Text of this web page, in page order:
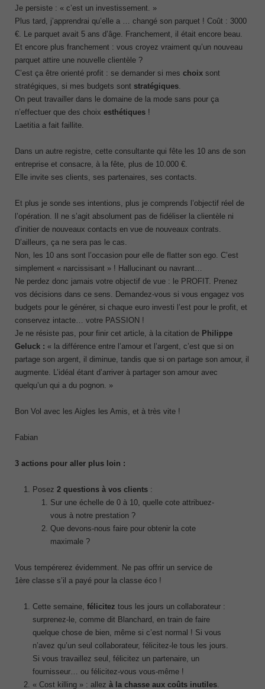
Je persiste : « c’est un investissement. »
Plus tard, j’apprendrai qu’elle a … changé son parquet ! Coût : 3000
€. Le parquet avait 5 ans d’âge. Franchement, il était encore beau.
Et encore plus franchement : vous croyez vraiment qu’un nouveau
parquet attire une nouvelle clientèle ?
C’est ça être orienté profit : se demander si mes choix sont
stratégiques, si mes budgets sont stratégiques
On peut travailler dans le domaine de la mode sans pour ça
n’effectuer que des choix esthétiques !
Laetitia a fait faillite.
Dans un autre registre, cette consultante qui fête les 10 ans de son
entreprise et consacre, à la fête, plus de 10.000 €.
Elle invite ses clients, ses partenaires, ses contacts.
Et plus je sonde ses intentions, plus je comprends l’objectif réel de
l’opération. Il ne s’agit absolument pas de fidéliser la clientèle ni
d’initier de nouveaux contacts en vue de nouveaux contrats.
D’ailleurs, ça ne sera pas le cas.
Non, les 10 ans sont l’occasion pour elle de flatter son ego. C’est
simplement « narcissisant » ! Hallucinant ou navrant…
Ne perdez donc jamais votre objectif de vue : le PROFIT. Prenez
vos décisions dans ce sens. Demandez-vous si vous engagez vos
budgets pour le générer, si chaque euro investi l’est pour le profit, et
conservez intacte… votre PASSION !
Je ne résiste pas, pour finir cet article, à la citation de Philippe
Geluck : « la différence entre l’amour et l’argent, c’est que si on
partage son argent, il diminue, tandis que si on partage son amour, il
augmente. L’idéal étant d’arriver à partager son amour avec
quelqu’un qui a du pognon. »
Bon Vol avec les Aigles les Amis, et à très vite !
Fabian
3 actions pour aller plus loin :
Posez 2 questions à vos clients :
Sur une échelle de 0 à 10, quelle cote attribuez-
vous à notre prestation ?
Que devons-nous faire pour obtenir la cote
maximale ?
Vous tempérerez évidemment. Ne pas offrir un service de
1 ère classe s’il a payé pour la classe éco !
Cette semaine, félicitez tous les jours un collaborateur :
surprenez-le, comme dit Blanchard, en train de faire
quelque chose de bien, même si c’est normal ! Si vous
n’avez qu’un seul collaborateur, félicitez-le tous les jours.
Si vous travaillez seul, félicitez un partenaire, un
fournisseur… ou félicitez-vous vous-même !
« Cost killing » : allez à la chasse aux coûts inutiles